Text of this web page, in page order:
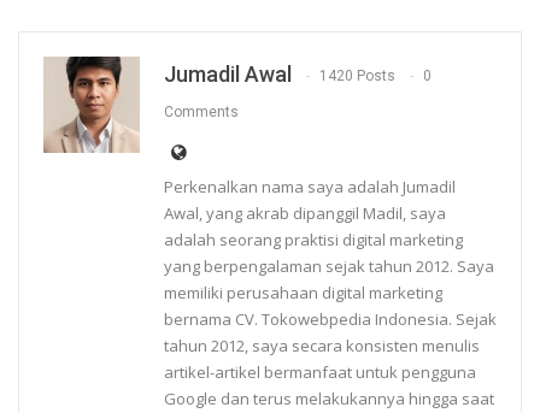
Jumadil Awal 1420 Posts 0
Comments
Perkenalkan nama saya adalah Jumadil
Awal, yang akrab dipanggil Madil, saya
adalah seorang praktisi digital marketing
yang berpengalaman sejak tahun 2012. Saya
memiliki perusahaan digital marketing
bernama CV. Tokowebpedia Indonesia. Sejak
tahun 2012, saya secara konsisten menulis
artikel-artikel bermanfaat untuk pengguna
Google dan terus melakukannya hingga saat